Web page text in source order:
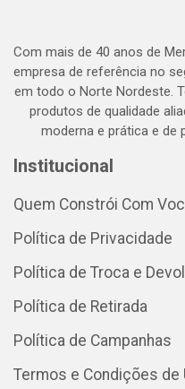
Com mais de 40 anos de
empresa de referência no
em todo o Norte Nordeste.
produtos de qualidade
moderna e prática e de
Institucional
Quem Constrói Com
Política de Privacidade
Política de Troca e
Política de Retirada
Política de Campanhas
Termos e Condições de